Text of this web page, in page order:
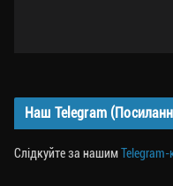
Наш Telegram
Слідкуйте за нашим